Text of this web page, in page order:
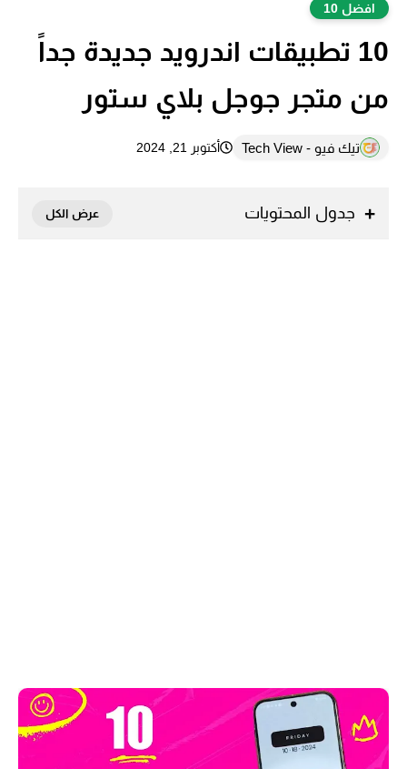
افضل 10
10 تطبيقات اندرويد جديدة جداً
من متجر جوجل بلاي ستور
تيك فيو - Tech View أكتوبر 21, 2024
جدول المحتويات